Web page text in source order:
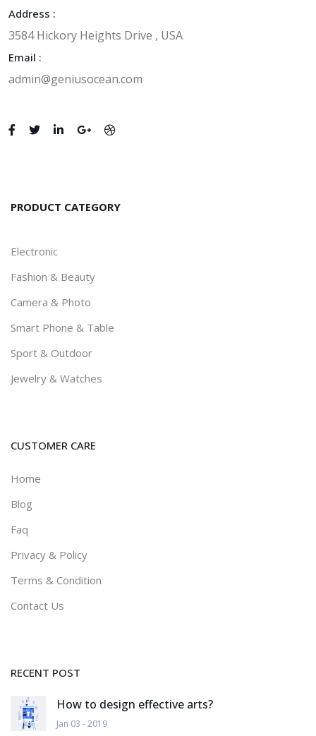
Address :
3584 Hickory Heights Drive , USA
Email :
admin@geniusocean.com
PRODUCT CATEGORY
Electronic
Fashion & Beauty
Camera & Photo
Smart Phone & Table
Sport & Outdoor
Jewelry & Watches
CUSTOMER CARE
Home
Blog
Faq
Privacy & Policy
Terms & Condition
Contact Us
RECENT POST
How to design effective arts?
Jan 03 - 2019